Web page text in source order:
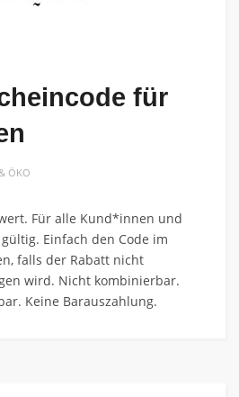
für
ÖKO
Für alle Kund*innen und
Einfach den Code im
falls der Rabatt nicht
wird. Nicht kombinierbar.
Keine Barauszahlung.